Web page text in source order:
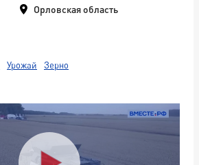
Орловская область
Урожай
Зерно